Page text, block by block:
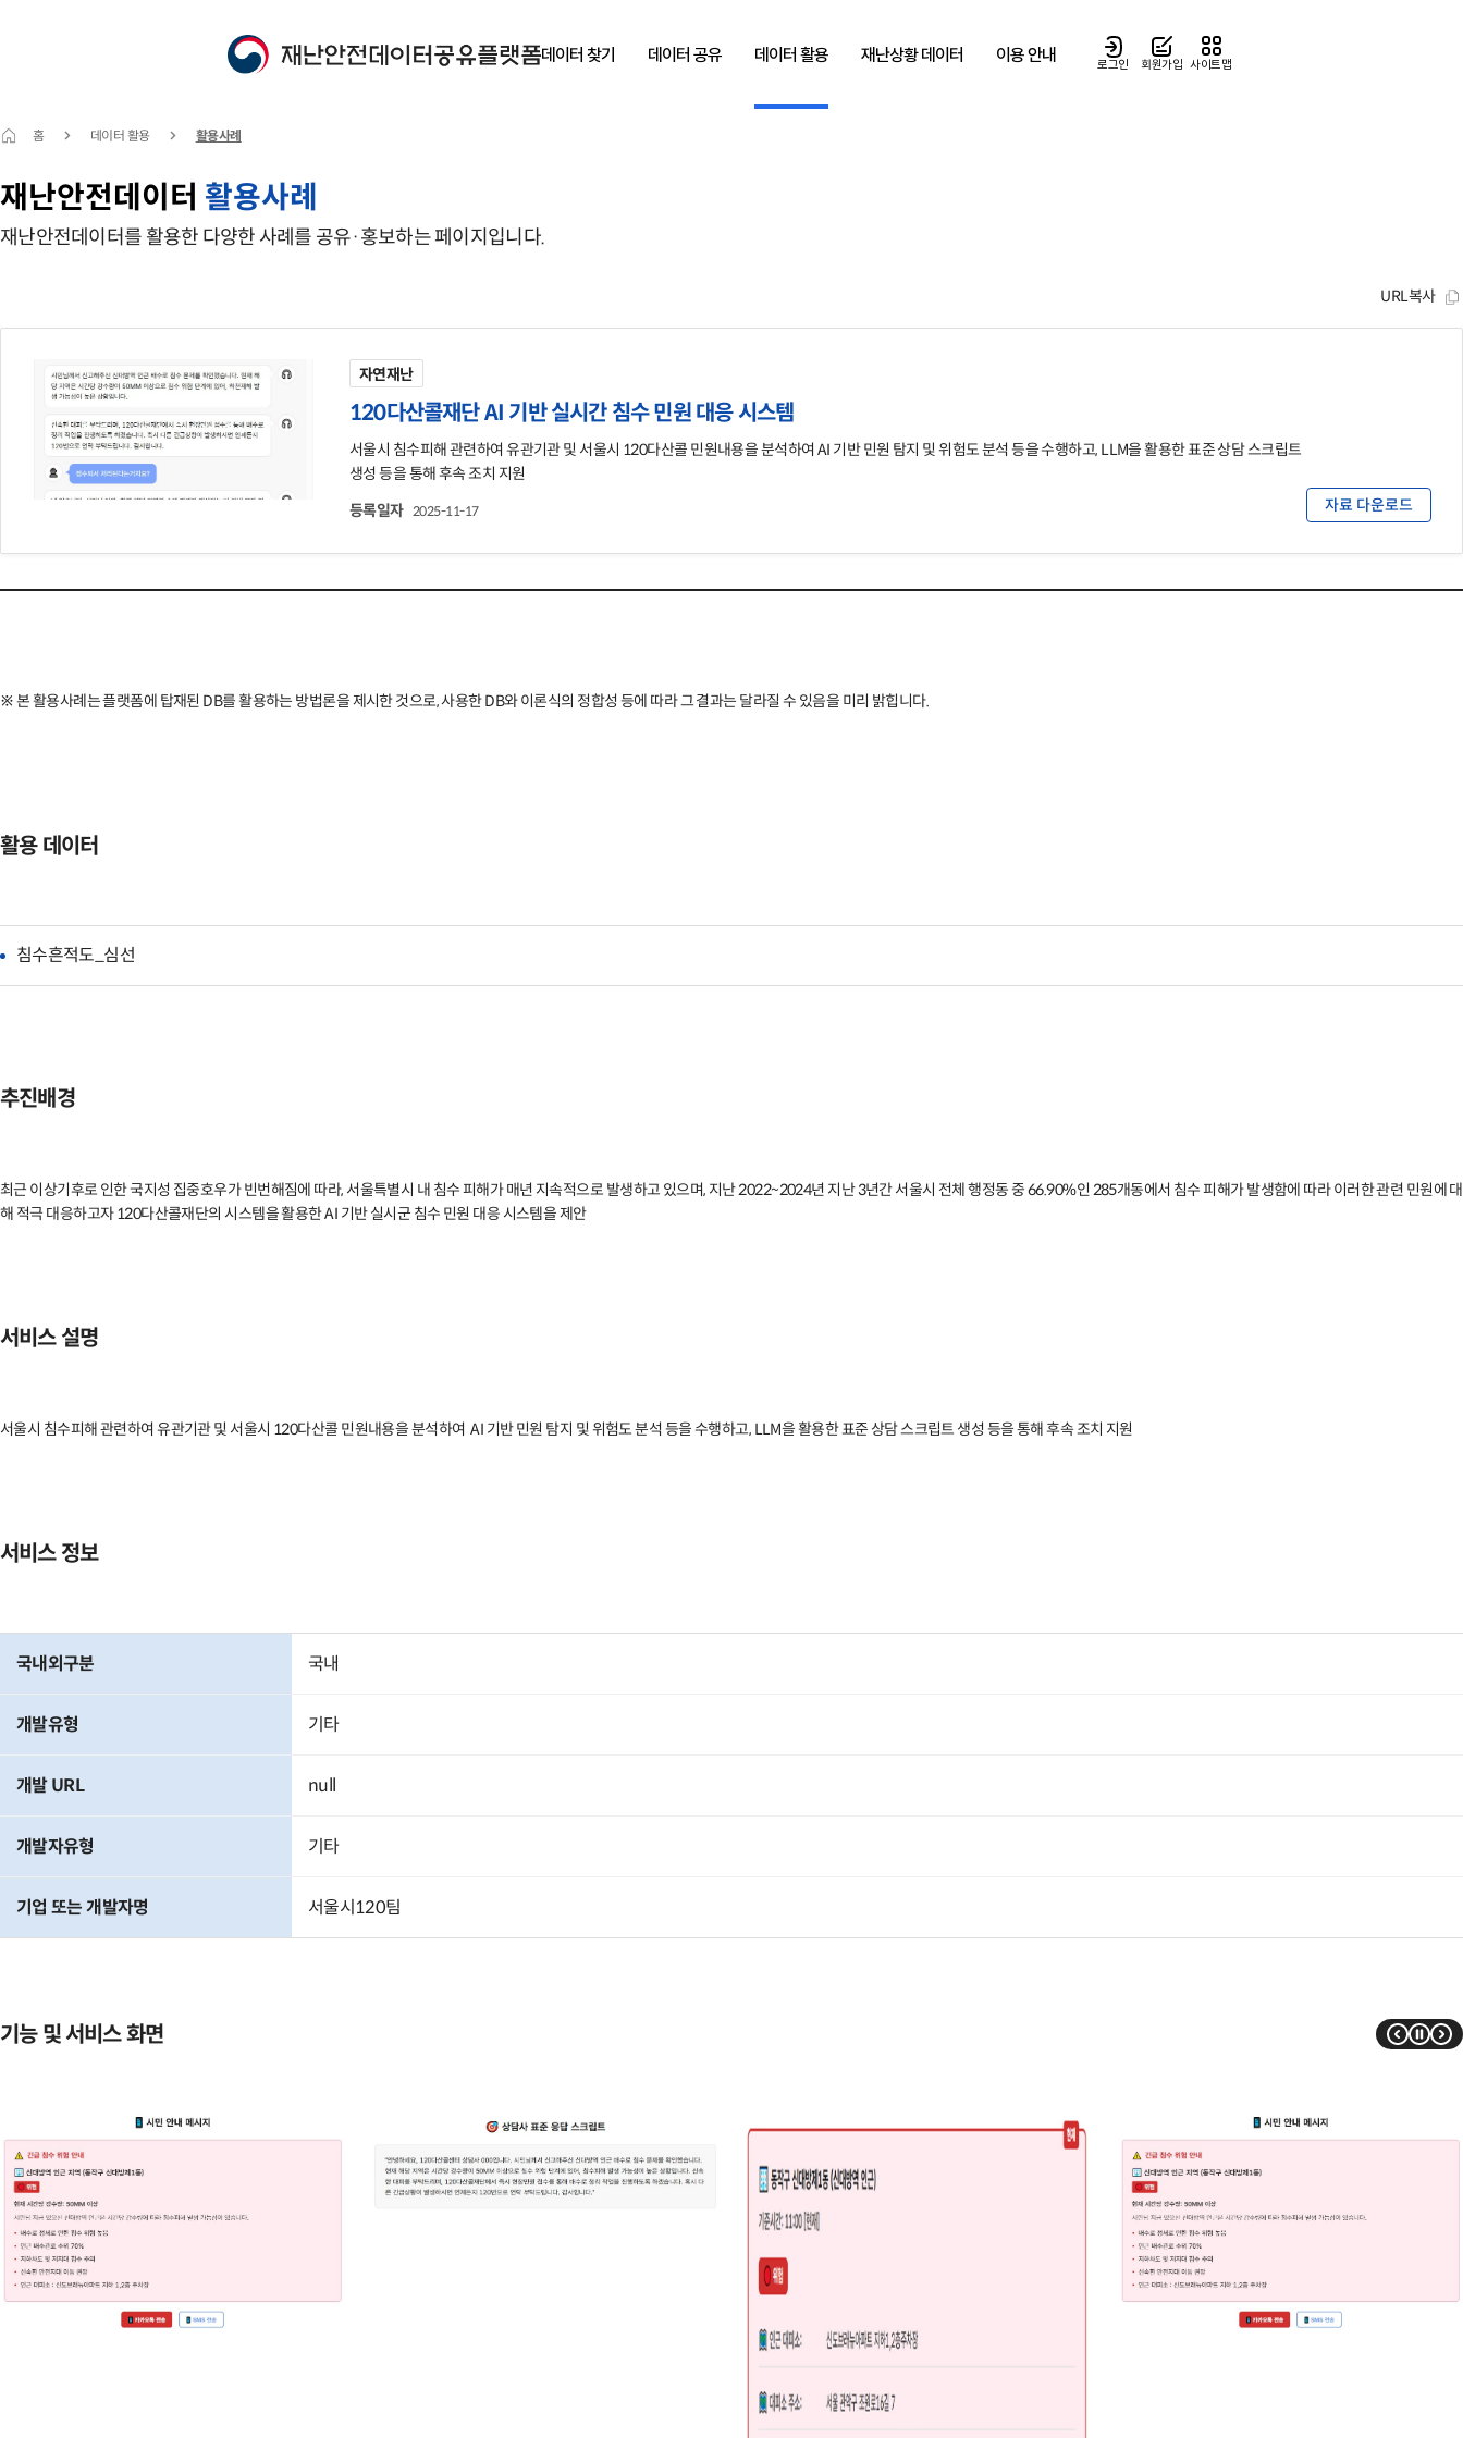
데이터 찾기 데이터 공유 데이터 활용 재난상황 데이터 이용 안내 로그인 회원가입 사이트맵
홈 데이터 활용 활용사례
재난안전데이터 활용사례
재난안전데이터를 활용한 다양한 사례를 공유·홍보하는 페이지입니다.
URL복사
자연재난
120다산콜재단 AI 기반 실시간 침수 민원 대응 시스템
서울시 침수피해 관련하여 유관기관 및 서울시 120다산콜 민원내용을 분석하여 AI 기반 민원 탐지 및 위험도 분석 등을 수행하고, LLM을 활용한 표준 상담 스크립트
생성 등을 통해 후속 조치 지원
등록일자
2025-11-17 자료 다운로드
※ 본 활용사례는 플랫폼에 탑재된 DB를 활용하는 방법론을 제시한 것으로, 사용한 DB와 이론식의 정합성 등에 따라 그 결과는 달라질 수 있음을 미리 밝힙니다.
활용 데이터
침수흔적도_심선
추진배경
최근 이상기후로 인한 국지성 집중호우가 빈번해짐에 따라, 서울특별시 내 침수 피해가 매년 지속적으로 발생하고 있으며, 지난 2022~2024년 지난 3년간 서울시 전체 행정동 중 66.90%인 285개동에서 침수 피해가 발생함에 따라 이러한 관련 민원에 대
해 적극 대응하고자 120다산콜재단의 시스템을 활용한 AI 기반 실시군 침수 민원 대응 시스템을 제안
서비스 설명
서울시 침수피해 관련하여 유관기관 및 서울시 120다산콜 민원내용을 분석하여  AI 기반 민원 탐지 및 위험도 분석 등을 수행하고, LLM을 활용한 표준 상담 스크립트 생성 등을 통해 후속 조치 지원
서비스 정보
국내외구분 국내
개발유형 기타
개발 URL null
개발자유형 기타
기업 또는 개발자명 서울시120팀
기능 및 서비스 화면